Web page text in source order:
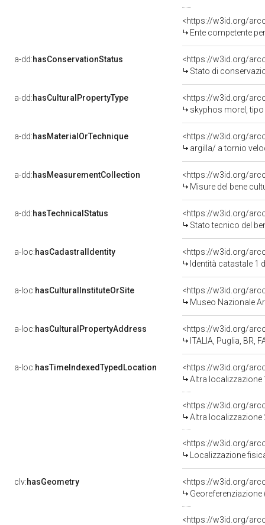
<https://w3id.org/
Ente competente per
a-dd:hasConservationStatus
<https://w3id.org/
Stato di
a-dd:hasCulturalPropertyType
<https://w3id.org/
skyphos morel,
a-dd:hasMaterialOrTechnique
argilla/ a tornio
a-dd:hasMeasurementCollection
<https://w3id.org/
Misure del bene
a-dd:hasTechnicalStatus
<https://w3id.org/
Stato tecnico del
a-loc:hasCadastralIdentity
<https://w3id.org/
Identità catastale 1
a-loc:hasCulturalInstituteOrSite
<https://w3id.org/
Museo Nazionale
a-loc:hasCulturalPropertyAddress
<https://w3id.org/
ITALIA, Puglia, BR,
a-loc:hasTimeIndexedTypedLocation
<https://w3id.org/
Altra localizzazione
<https://w3id.org/
Altra localizzazione
<https://w3id.org/
Localizzazione
clv:hasGeometry
<https://w3id.org/
<https://w3id.org/